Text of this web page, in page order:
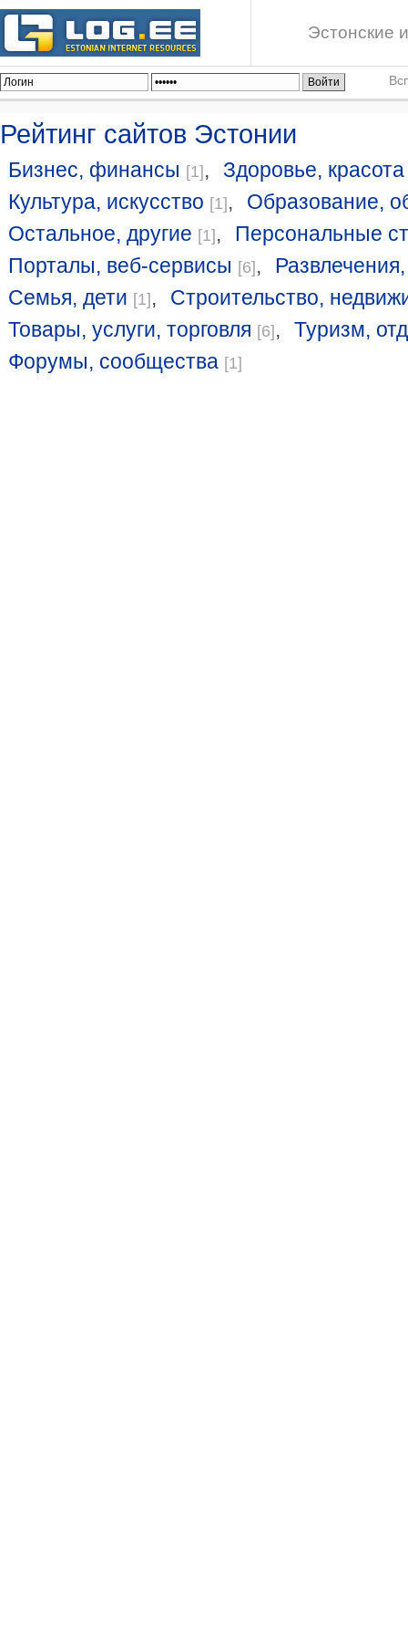
Эстонские
Рейтинг сайтов Эстонии
Бизнес, финансы [1],
Здоровье, красота
Культура, искусство [1],
Образование,
Остальное, другие [1],
Персональные
Порталы, веб-сервисы [6],
Семья, дети [1],
Строительство,
Товары, услуги, торговля [6],
Туризм,
Форумы, сообщества [1]